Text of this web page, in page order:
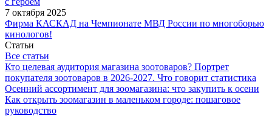
7 октября 2025
Фирма КАСКАД на Чемпионате МВД России по многоборью
кинологов!
Статьи
Все статьи
Кто целевая аудитория магазина зоотоваров? Портрет
покупателя зоотоваров в 2026-2027. Что говорит статистика
Осенний ассортимент для зоомагазина: что закупить к осени
Как открыть зоомагазин в маленьком городе: пошаговое
руководство